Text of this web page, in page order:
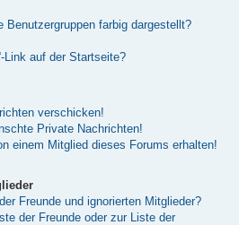
Benutzergruppen farbig dargestellt?
Link auf der Startseite?
verschicken!
Private Nachrichten!
einem Mitglied dieses Forums erhalten!
Freunde und ignorierten Mitglieder?
der Freunde oder zur Liste der